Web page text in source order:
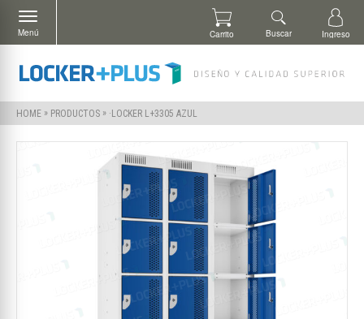
HOME » PRODUCTOS » ·LOCKER L+3305 AZUL
Menú Carrito Buscar Ingreso